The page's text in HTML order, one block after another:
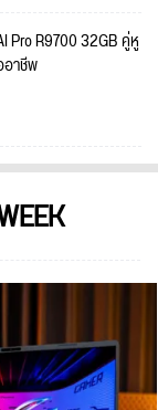
Pro R9700 32GB คู่หู
าชีพ